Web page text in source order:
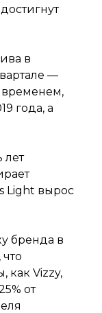
в
—
временем,
года, а
лет
Light вырос
бренда в
как Vizzy,
от